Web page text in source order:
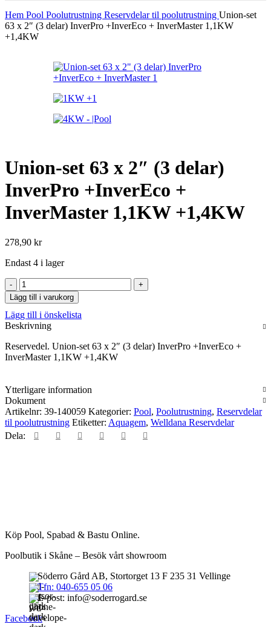
Hem Pool Poolutrustning Reservdelar til poolutrustning Union-set
63 x 2″ (3 delar) InverPro +InverEco + InverMaster 1,1KW
+1,4KW
Union-set 63 x 2″ (3 delar)
InverPro +InverEco +
InverMaster 1,1KW +1,4KW
278,90 kr
Endast 4 i lager
Union-
set
63
x
2"
delar)
InverPro
InverMaster
1,1KW
+1,4KW
mängd
Lägg till i varukorg
Lägg till i önskelista
Beskrivning
Reservedel. Union-set 63 x 2″ (3 delar) InverPro +InverEco +
InverMaster 1,1KW +1,4KW
Ytterligare information
Dokument
Artikelnr: 39-140059 Kategorier: Pool, Poolutrustning, Reservdelar
til poolutrustning Etiketter: Aquagem, Welldana Reservdelar
Dela:
Köp Pool, Spabad & Bastu Online.
Poolbutik i Skåne – Besök vårt showroom
Söderro Gård AB, Stortorget 13 F 235 31 Vellinge
Tfn: 040-655 05 06
E-post: info@soderrogard.se
Facebook